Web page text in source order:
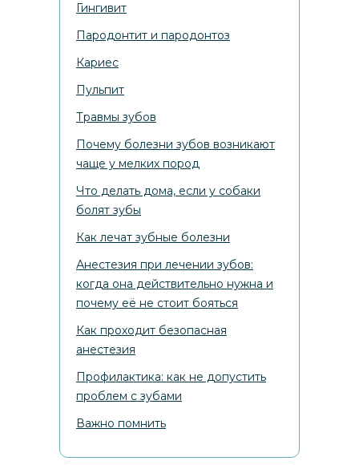
Гингивит
Пародонтит и пародонтоз
Кариес
Пульпит
Травмы зубов
Почему болезни зубов возникают
чаще у мелких пород
Что делать дома, если у собаки
болят зубы
Как лечат зубные болезни
Анестезия при лечении зубов:
когда она действительно нужна и
почему её не стоит бояться
Как проходит безопасная
анестезия
Профилактика: как не допустить
проблем с зубами
Важно помнить